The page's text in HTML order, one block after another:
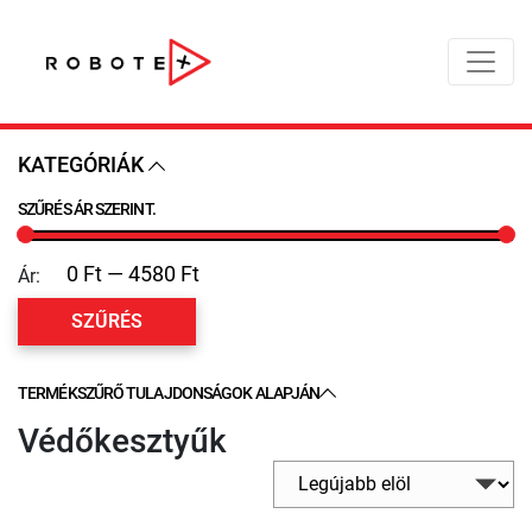
KATEGÓRIÁK
SZŰRÉS ÁR SZERINT.
Ár:
SZŰRÉS
TERMÉKSZŰRŐ TULAJDONSÁGOK ALAPJÁN
Védőkesztyűk